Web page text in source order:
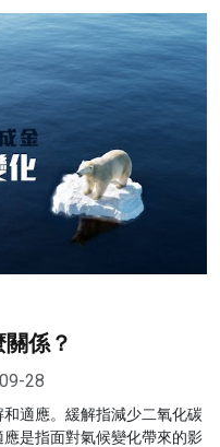
係？
28
適應。緩解指減少二氧化碳
是指面對氣候變化帶來的影